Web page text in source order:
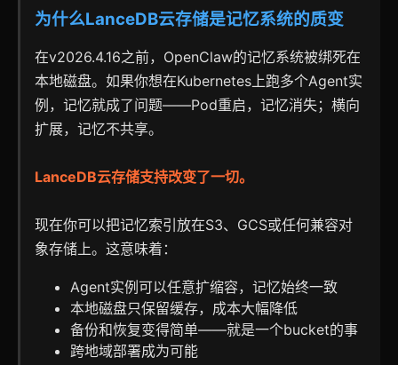
为什么LanceDB云存储是记忆系统的质变
在v2026.4.16之前，OpenClaw的记忆系统被绑死在
本地磁盘。如果你想在Kubernetes上跑多个Agent实
例，记忆就成了问题——Pod重启，记忆消失；横向
扩展，记忆不共享。
LanceDB云存储支持改变了一切。
现在你可以把记忆索引放在S3、GCS或任何兼容对
象存储上。这意味着：
Agent实例可以任意扩缩容，记忆始终一致
本地磁盘只保留缓存，成本大幅降低
备份和恢复变得简单——就是一个bucket的事
跨地域部署成为可能